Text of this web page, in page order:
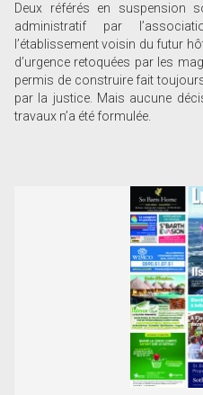
Deux référés en suspension
administratif par
l’établissement voisin du futur
d’urgence retoquées par les
permis de construire fait toujours
par la justice. Mais aucune
travaux n’a été formulée.